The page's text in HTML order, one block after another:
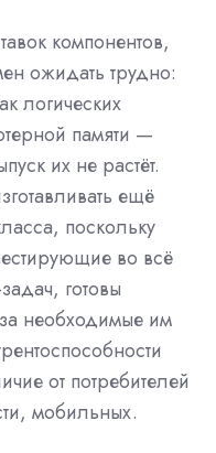
компонентов,
ожидать трудно:
логических
памяти —
их не растёт.
ещё
поскольку
во всё
готовы
необходимые им
от потребителей
мобильных.